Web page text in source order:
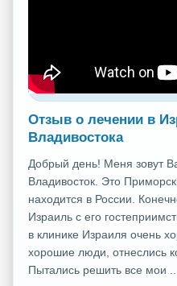
Отзыв о лечении в
Владивостока
Добрый день! Меня зовут
Владивосток. Это
находится в России.
Израиль с его
в клинике Израиля очень
хорошие люди, отнеслись
Пытались решить все мои ...